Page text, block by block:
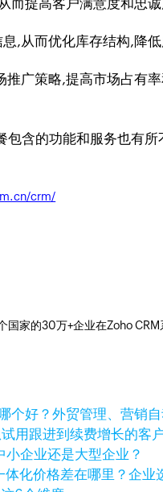
提高客户满意度和忠诚
,从而优化库存结构,降低
广策略,提高市场占有
包含的功能和服务也有
crm/
家的30万+企业在Zoho
个好？外贸管理、营销
用跟进到续费增长的客
企业还是大型企业？
化价格差在哪里？企业